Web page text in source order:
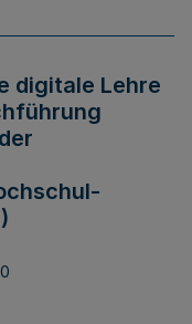
digitale Lehre